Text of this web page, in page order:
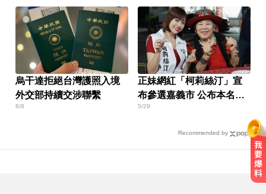
烏干達拒絕台灣護照入境
外交部持續交涉聯繫
8/8
正妹網紅「柯莉絲汀」宣
布參選嘉義市 公布本名太
驚人
5/29
Recommended by